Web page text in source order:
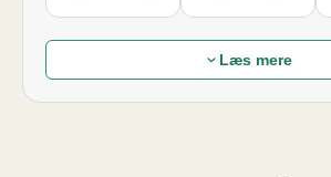
Læs mere